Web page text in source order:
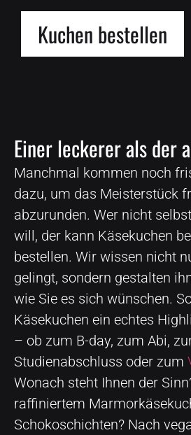
Kuchen bestellen
Einer leckerer als der
Manchmal kommen noch
dazu, um das Meisterstück
abzurunden. Wer nicht
will, der kann Käsekuchen
bestellen. Wir wissen nicht
gelingt, sondern gestalten
wie Sie es sich wünschen.
Käsekuchen ein echtes
– ob zum B-day, zum Abi,
Studienabschluss oder zum
Wonach steht Ihnen der
raffiniertem
Schokoschichten? Nach